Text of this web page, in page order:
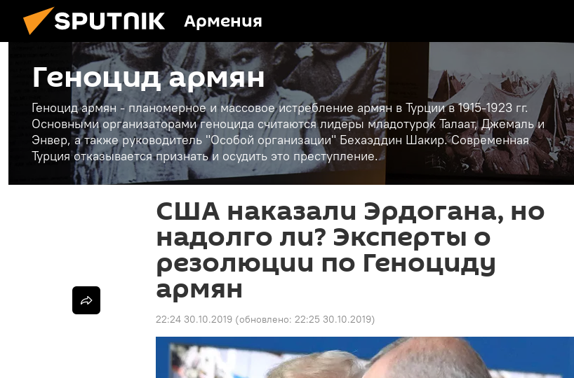
Армения
Геноцид армян
Геноцид армян - планомерное и массовое истребление армян в Турции в 1915-1923 гг.
Основными организаторами геноцида считаются лидеры младотурок Талаат, Джемаль и
Энвер, а также руководитель "Особой организации" Бехаэддин Шакир. Современная
Турция отказывается признать и осудить это преступление.
США наказали Эрдогана, но
надолго ли? Эксперты о
резолюции по Геноциду
армян
22:24 30.10.2019 (обновлено: 22:25 30.10.2019)